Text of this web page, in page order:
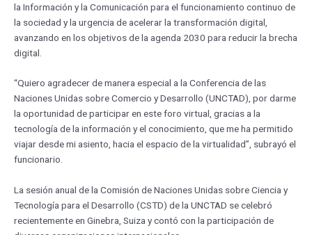
la Información y la Comunicación para el funcionamiento continuo de
la sociedad y la urgencia de acelerar la transformación digital,
avanzando en los objetivos de la agenda 2030 para reducir la brecha
digital.
“Quiero agradecer de manera especial a la Conferencia de las
Naciones Unidas sobre Comercio y Desarrollo (UNCTAD), por darme
la oportunidad de participar en este foro virtual, gracias a la
tecnología de la información y el conocimiento, que me ha permitido
viajar desde mi asiento, hacia el espacio de la virtualidad”, subrayó el
funcionario.
La sesión anual de la Comisión de Naciones Unidas sobre Ciencia y
Tecnología para el Desarrollo (CSTD) de la UNCTAD se celebró
recientemente en Ginebra, Suiza y contó con la participación de